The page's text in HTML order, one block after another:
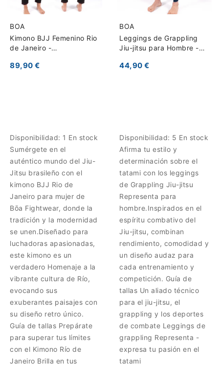
BOA
Kimono BJJ Femenino Rio
de Janeiro -
Competición
89,90 €
Disponibilidad: 1 En stock
Sumérgete en el
auténtico mundo del Jiu-
Jitsu brasileño con el
kimono BJJ Rio de
Janeiro para mujer de
Bōa Fightwear, donde la
tradición y la modernidad
se unen.Diseñado para
luchadoras apasionadas,
este kimono es un
verdadero Homenaje a la
vibrante cultura de Río,
evocando sus
exuberantes paisajes con
su diseño retro único.
Guía de tallas Prepárate
para superar tus límites
con el Kimono Río de
Janeiro Brilla en tus
BOA
Leggings de Grappling
Jiu-jitsu para Hombre -
44,90 €
Disponibilidad: 5 En stock
Afirma tu estilo y
determinación sobre el
tatami con los leggings
de Grappling Jiu-jitsu
Representa para
hombre.Inspirados en el
espíritu combativo del
Jiu-jitsu, combinan
rendimiento, comodidad y
un diseño audaz para
cada entrenamiento y
competición. Guía de
tallas Un aliado técnico
para el jiu-jitsu, el
grappling y los deportes
de combate Leggings de
grappling Representa -
expresa tu pasión en el
tatami